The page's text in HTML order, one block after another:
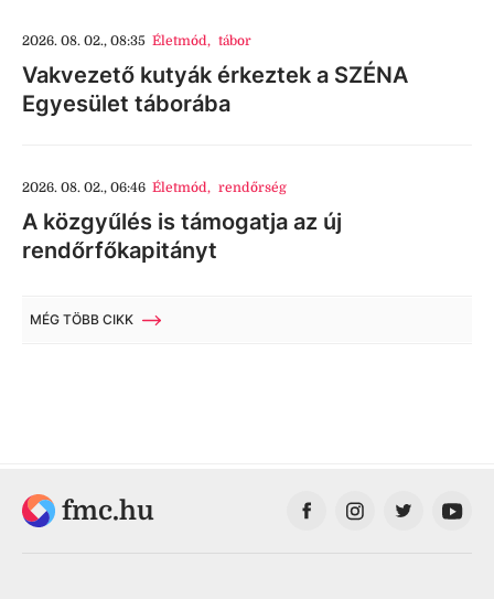
2026. 08. 02., 08:35 Életmód, tábor
Vakvezető kutyák érkeztek a SZÉNA
Egyesület táborába
2026. 08. 02., 06:46 Életmód, rendőrség
A közgyűlés is támogatja az új
rendőrfőkapitányt
MÉG TÖBB CIKK
fmc.hu